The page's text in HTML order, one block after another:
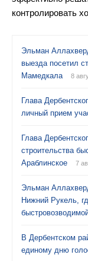
контролировать
Эльман
выезда посетил
Мамедкала
8
Глава
личный прием
Глава
строительства
Араблинское
7
Эльман
Нижний Рукель,
В Дербентском
единому дню